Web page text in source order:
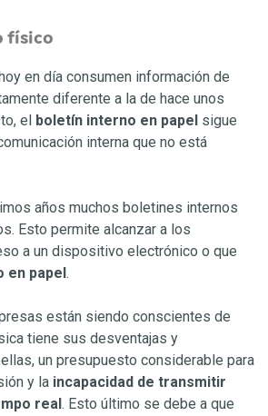
físico
en día consumen información de
diferente a la de hace unos
el boletín interno en papel sigue
interna que no está
años muchos boletines internos
Esto permite alcanzar a los
a un dispositivo electrónico o que
en papel.
están siendo conscientes de
tiene sus desventajas y
un presupuesto considerable para
y la incapacidad de transmitir
real. Esto último se debe a que